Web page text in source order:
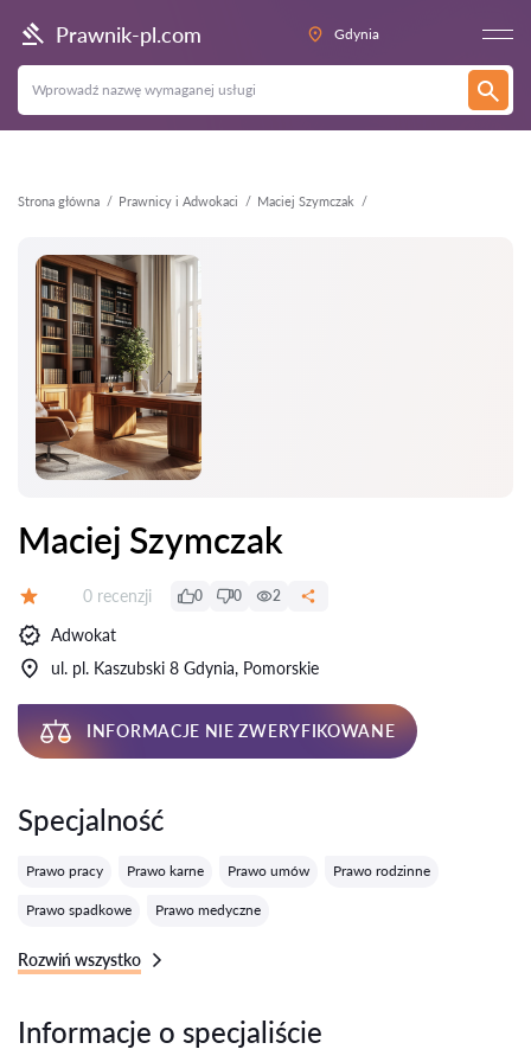
Prawnik-pl.com Gdynia
Strona główna Prawnicy i Adwokaci Maciej Szymczak
Wstecz
Maciej Szymczak
Recenzji:
0 recenzji 0 0 2
Adwokat
ul. pl. Kaszubski 8 Gdynia, Pomorskie
INFORMACJE NIE ZWERYFIKOWANE
Specjalność
Prawo pracy Prawo karne Prawo umów Prawo rodzinne
Prawo spadkowe Prawo medyczne
Rozwiń wszystko
Informacje o specjaliście